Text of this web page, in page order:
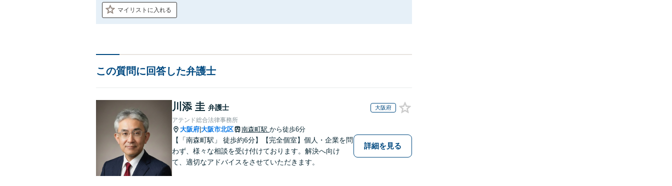
マイリストに入れる
この質問に回答した弁護士
川添 圭 弁護士 大阪府
アテンド総合法律事務所
大阪府 大阪市北区 南森町駅 から徒歩6分
【「南森町駅」 徒歩約6分】【完全個室】個人・企業を問
わず、様々な相談を受け付けております。解決へ向け
て、適切なアドバイスをさせていただきます。
詳細を見る